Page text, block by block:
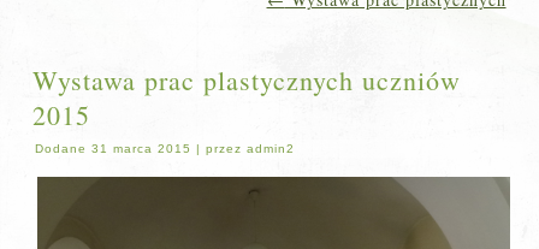
Wystawa prac plastycznych uczniów
2015
Dodane 31 marca 2015 |przez admin2